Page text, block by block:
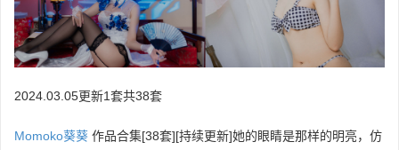
2024.03.05更新1套共38套
Momoko葵葵 作品合集[38套][持续更新]她的眼睛是那样的明亮，仿